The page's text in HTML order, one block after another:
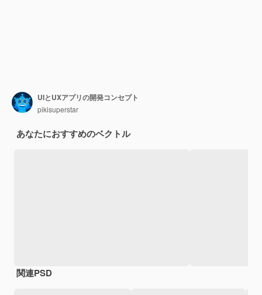
UIとUXアプリの開発コンセプト
pikisuperstar
あなたにおすすめのベクトル
関連PSD